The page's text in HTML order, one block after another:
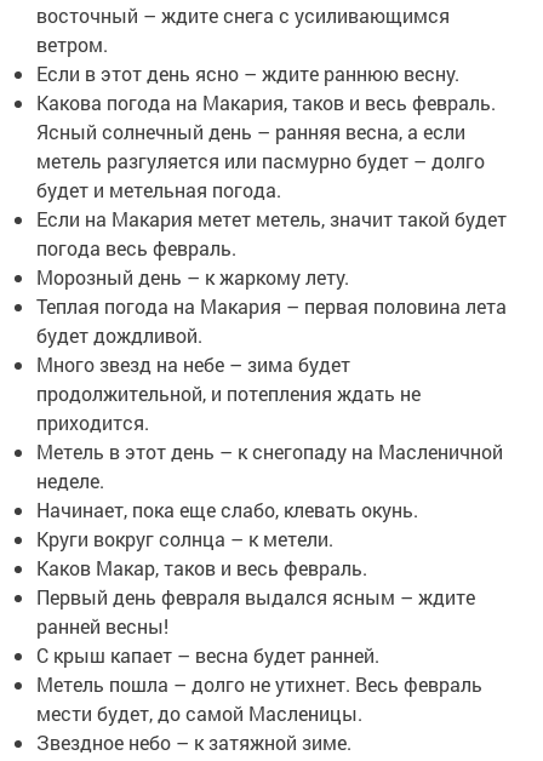
восточный – ждите снега с усиливающимся
ветром.
Если в этот день ясно – ждите раннюю весну.
Какова погода на Макария, таков и весь февраль.
Ясный солнечный день – ранняя весна, а если
метель разгуляется или пасмурно будет – долго
будет и метельная погода.
Если на Макария метет метель, значит такой будет
погода весь февраль.
Морозный день – к жаркому лету.
Теплая погода на Макария – первая половина лета
будет дождливой.
Много звезд на небе – зима будет
продолжительной, и потепления ждать не
приходится.
Метель в этот день – к снегопаду на Масленичной
неделе.
Начинает, пока еще слабо, клевать окунь.
Круги вокруг солнца – к метели.
Каков Макар, таков и весь февраль.
Первый день февраля выдался ясным – ждите
ранней весны!
С крыш капает – весна будет ранней.
Метель пошла – долго не утихнет. Весь февраль
мести будет, до самой Масленицы.
Звездное небо – к затяжной зиме.